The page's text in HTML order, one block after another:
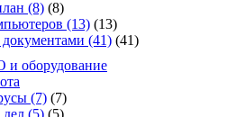
(8) (8)
(13) (13)
документами (41) (41)
и оборудование
(7) (7)